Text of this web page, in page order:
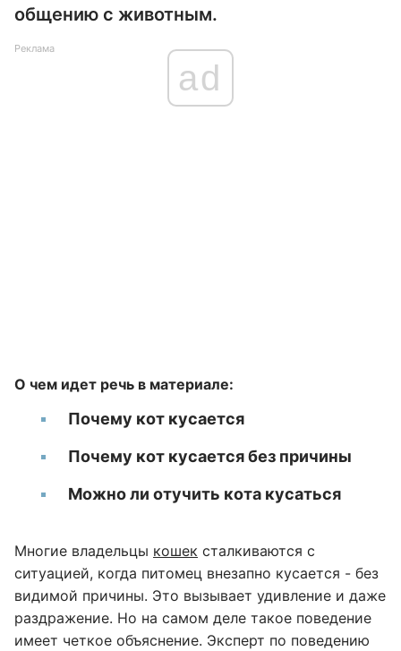
общению с животным.
Реклама
ad
О чем идет речь в материале:
Почему кот кусается
Почему кот кусается без причины
Можно ли отучить кота кусаться
Многие владельцы кошек сталкиваются с
ситуацией, когда питомец внезапно кусается - без
видимой причины. Это вызывает удивление и даже
раздражение. Но на самом деле такое поведение
имеет четкое объяснение. Эксперт по поведению